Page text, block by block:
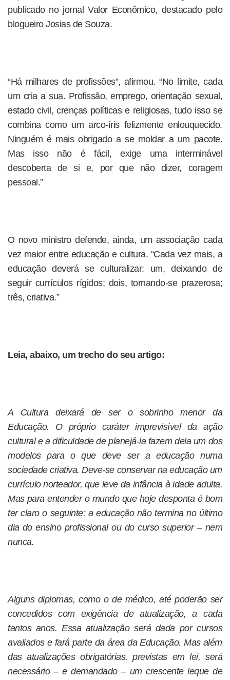
publicado no jornal Valor Econômico, destacado pelo
blogueiro Josias de Souza.
“Há milhares de profissões”, afirmou. “No limite, cada
um cria a sua. Profissão, emprego, orientação sexual,
estado civil, crenças políticas e religiosas, tudo isso se
combina como um arco-íris felizmente enlouquecido.
Ninguém é mais obrigado a se moldar a um pacote.
Mas isso não é fácil, exige uma interminável
descoberta de si e, por que não dizer, coragem
pessoal.”
O novo ministro defende, ainda, um associação cada
vez maior entre educação e cultura. “Cada vez mais, a
educação deverá se culturalizar: um, deixando de
seguir currículos rígidos; dois, tornando-se prazerosa;
três, criativa.”
Leia, abaixo, um trecho do seu artigo:
A Cultura deixará de ser o sobrinho menor da
Educação. O próprio caráter imprevisível da ação
cultural e a dificuldade de planejá-la fazem dela um dos
modelos para o que deve ser a educação numa
sociedade criativa. Deve-se conservar na educação um
currículo norteador, que leve da infância à idade adulta.
Mas para entender o mundo que hoje desponta é bom
ter claro o seguinte: a educação não termina no último
dia do ensino profissional ou do curso superior – nem
nunca.
Alguns diplomas, como o de médico, até poderão ser
concedidos com exigência de atualização, a cada
tantos anos. Essa atualização será dada por cursos
avaliados e fará parte da área da Educação. Mas além
das atualizações obrigatórias, previstas em lei, será
necessário – e demandado – um crescente leque de